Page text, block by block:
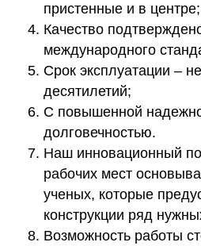
пристенные и в центре;
Качество
международного
Срок эксплуатации –
десятилетий;
С повышенной
долговечностью.
Наш инновационный
рабочих мест
ученых, которые
конструкции ряд
Возможность работы